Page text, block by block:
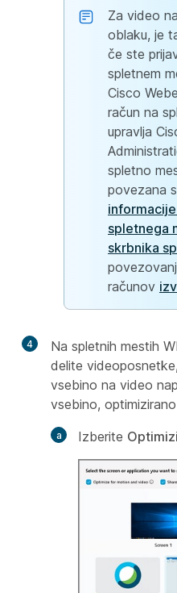
Za video
oblaku, je
če ste
spletnem
Cisco
račun na
upravlja
spletno
povezana
spletnega
skrbnika
računov
4
Na spletnih mestih
delite
vsebino na video
vsebino,
Izberite